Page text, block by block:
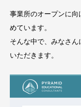
事業所のオープンに
めています。
そんな中で、みなさ
いただきます。